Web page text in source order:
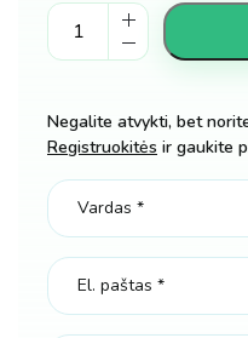
Nuotoliniu
būdu
kateris
30
km/h
kiekis
Negalite atvykti, bet
Registruokitės ir gaukite